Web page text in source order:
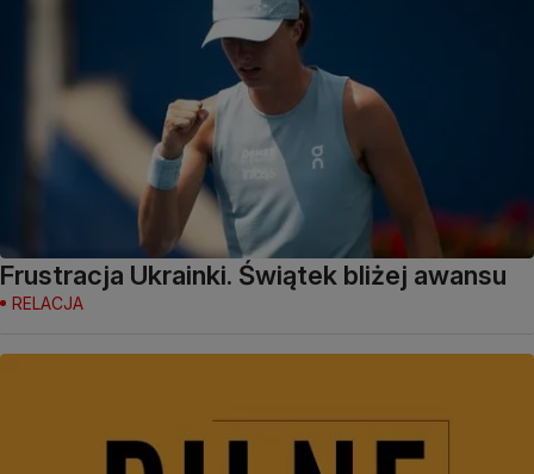
Frustracja Ukrainki. Świątek bliżej awansu
RELACJA